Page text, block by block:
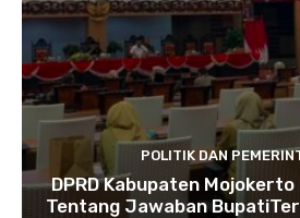
POLITIK DAN
DPRD Kabupaten
Tentang Jawaban